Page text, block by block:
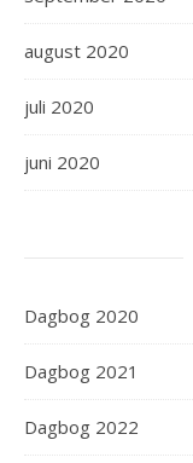
august 2020
juli 2020
juni 2020
Dagbog 2020
Dagbog 2021
Dagbog 2022